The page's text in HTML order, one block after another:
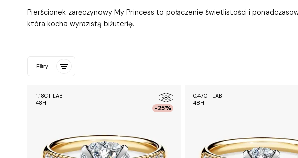
Pierścionek zaręczynowy My Princess to połączenie świetlistości i
która kocha wyrazistą biżuterię.
Filtry
-25%
1,18CT LAB
48H
0,47CT LAB
48H